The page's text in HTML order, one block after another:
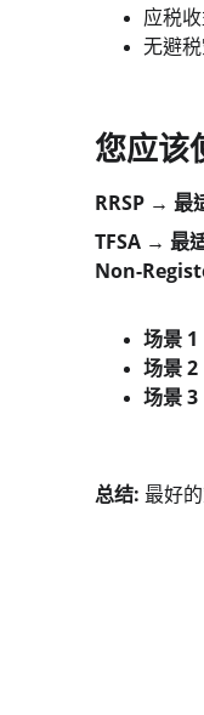
应税
无避
您应该
RRSP → 最
TFSA → 最
Non-
场景 1
场景 2
场景 3
总结: 最好